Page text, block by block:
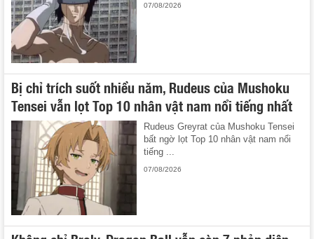
07/08/2026
Bị chỉ trích suốt nhiều năm, Rudeus của Mushoku
Tensei vẫn lọt Top 10 nhân vật nam nổi tiếng nhất
Rudeus Greyrat của Mushoku Tensei
bất ngờ lọt Top 10 nhân vật nam nổi
tiếng ...
07/08/2026